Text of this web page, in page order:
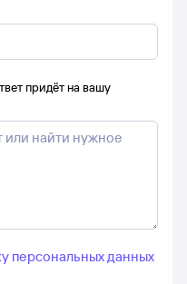
придёт на вашу
персональных данных